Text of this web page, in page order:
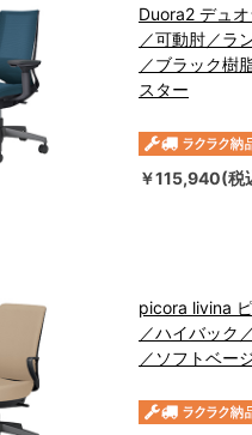
Duora2 デュ
／可動肘／ラ
／ブラック樹
スター
￥115,940(税
picora livina
／ハイバック
／ソフトベー